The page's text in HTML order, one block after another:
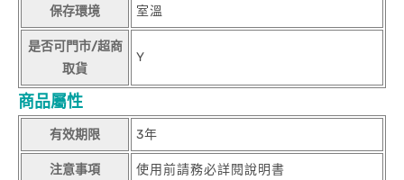
保存環境 室溫
是否可門市/超商
取貨
Y
商品屬性
有效期限 3年
注意事項 使用前請務必詳閱說明書